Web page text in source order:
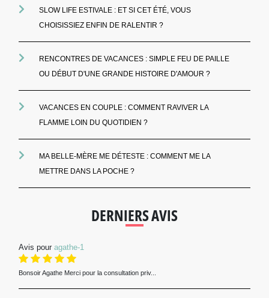
SLOW LIFE ESTIVALE : ET SI CET ÉTÉ, VOUS
CHOISISSIEZ ENFIN DE RALENTIR ?
RENCONTRES DE VACANCES : SIMPLE FEU DE PAILLE
OU DÉBUT D'UNE GRANDE HISTOIRE D'AMOUR ?
VACANCES EN COUPLE : COMMENT RAVIVER LA
FLAMME LOIN DU QUOTIDIEN ?
MA BELLE-MÈRE ME DÉTESTE : COMMENT ME LA
METTRE DANS LA POCHE ?
DERNIERS AVIS
Avis pour agathe-1
Bonsoir Agathe Merci pour la consultation priv...